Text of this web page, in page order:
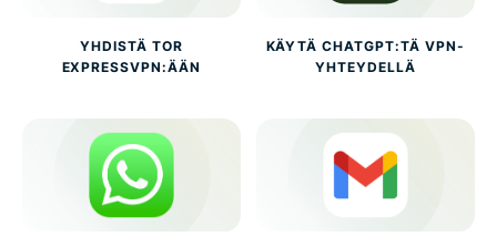
YHDISTÄ TOR
EXPRESSVPN:ÄÄN
KÄYTÄ CHATGPT:TÄ VPN-
YHTEYDELLÄ